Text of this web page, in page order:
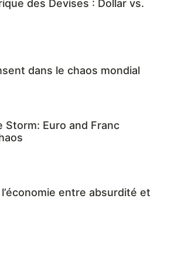
des Devises : Dollar vs.
dans le chaos mondial
Storm: Euro and Franc
entre absurdité et